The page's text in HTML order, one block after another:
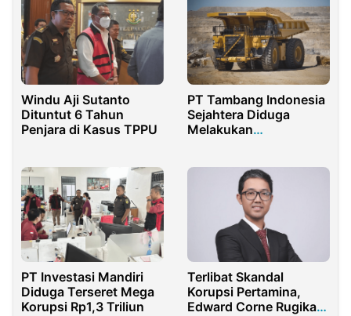
Windu Aji Sutanto
Dituntut 6 Tahun
Penjara di Kasus TPPU
PT Tambang Indonesia
Sejahtera Diduga
Melakukan
PT Investasi Mandiri
Diduga Terseret Mega
Korupsi Rp1,3 Triliun
Terlibat Skandal
Korupsi Pertamina,
Edward Corne Rugikan